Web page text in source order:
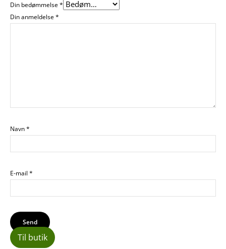
Din bedømmelse*
Din anmeldelse*
Navn*
E-mail *
Til butik